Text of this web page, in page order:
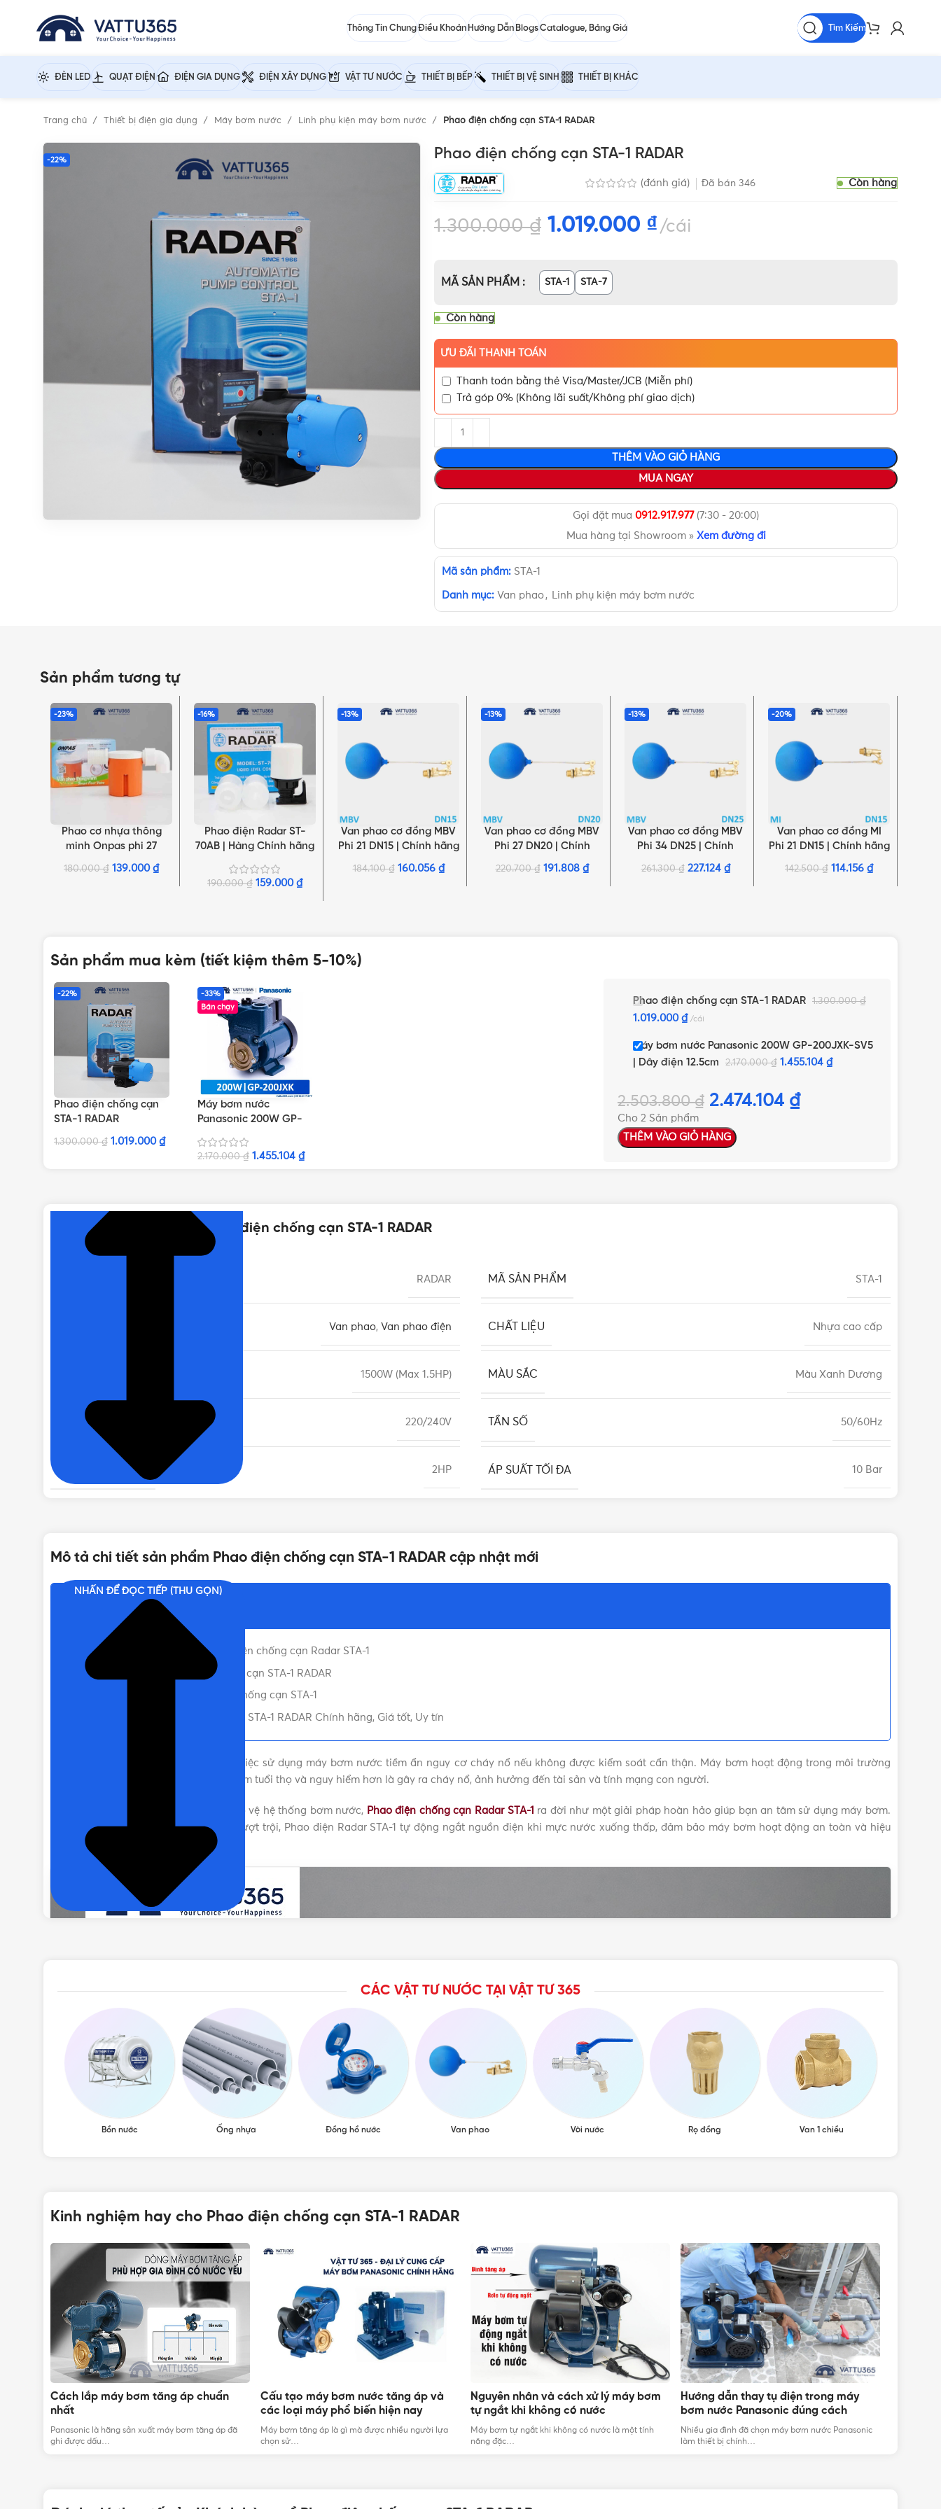
Thông Tin ChungĐiều Khoản Hướng Dẫn BlogsCatalogue, Bảng Giá Tìm Kiếm
ĐÈN LED QUẠT ĐIỆN ĐIỆN GIA DỤNG ĐIỆN XÂY DỰNG VẬT TƯ NƯỚC THIẾT BỊ BẾP THIẾT BỊ VỆ SINH THIẾT BỊ KHÁC
Trang chủ Thiết bị điện gia dụng Máy bơm nước Linh phụ kiện máy bơm nước Phao điện chống cạn STA-1 RADAR
-22% Phao điện chống cạn STA-1 RADAR
(đánh giá) Đã bán 346 Còn hàng
1.300.000₫ 1.019.000 ₫ cái
MÃ SẢN PHẨM STA-1 STA-7
Còn hàng
ƯU ĐÃI THANH TOÁN
Thanh toán bằng thẻ Visa/Master/JCB (Miễn phí)
Trả góp 0% (Không lãi suất/Không phí giao dịch)
THÊM VÀO GIỎ HÀNG
MUA NGAY
Gọi đặt mua 0912.917.977(7:30 - 20:00)
Mua hàng tại Showroom » Xem đường đi
Mã sản phẩm: STA-1
Danh mục: Van phao, Linh phụ kiện máy bơm nước
Sản phẩm tương tự
-23%
THÊM VÀO GIỎ HÀNG
Phao cơ nhựa thông
minh Onpas phi 27
180.000₫ 139.000 ₫
-16%
THÊM VÀO GIỎ HÀNG
Phao điện Radar ST-
70AB | Hàng Chính hãng
190.000₫ 159.000 ₫
-13%
THÊM VÀO GIỎ HÀNG
Van phao cơ đồng MBV
Phi 21 DN15 | Chính hãng
Minh Hòa
184.100₫ 160.056 ₫
-13%
THÊM VÀO GIỎ HÀNG
Van phao cơ đồng MBV
Phi 27 DN20 | Chính
hãng Minh Hòa
220.700₫ 191.808 ₫
-13%
THÊM VÀO GIỎ HÀNG
Van phao cơ đồng MBV
Phi 34 DN25 | Chính
hãng Minh Hòa
261.300₫ 227.124 ₫
-20%
THÊM VÀO GIỎ HÀNG
Van phao cơ đồng MI
Phi 21 DN15 | Chính hãng
Minh Hòa
142.500₫ 114.156 ₫
Sản phẩm mua kèm (tiết kiệm thêm 5-10%)
-22%
Phao điện chống cạn
STA-1 RADAR
1.300.000₫ 1.019.000 ₫
-33%
Bán chạy
Máy bơm nước
Panasonic 200W GP-
12.5cm
2.170.000₫ 1.455.104 ₫
Phao điện chống cạn STA-1 RADAR 1.300.000₫
1.019.000 ₫ cái
Máy bơm nước Panasonic 200W GP-200JXK-SV5
| Dây điện 12.5cm
2.170.000₫ 1.455.104 ₫
2.503.800₫ 2.474.104 ₫
Cho 2 Sản phẩm
THÊM VÀO GIỎ HÀNG
Thông số kỹ thuật của Phao điện chống cạn STA-1 RADAR
RADAR MÃ SẢN PHẨM STA-1
Van phao, Van phao điện CHẤT LIỆU Nhựa cao cấp
1500W (Max 1.5HP) MÀU SẮC Màu Xanh Dương
ĐIỆN ÁP 220/240V TẦN SỐ 50/60Hz
THÍCH HỢP CHO 2HP ÁP SUẤT TỐI ĐA 10 Bar
NHIỆT ĐỘ NƯỚC TỐI ĐA 60 độ C BẢO HÀNH
Mô tả chi tiết sản phẩm Phao điện chống cạn STA-1 RADAR cập nhật mới
Nội dung chính
Đặc điểm nổi bật của của phao điện chống cạn Radar STA-1
Thông số cơ bản của Rơ le chống cạn STA-1 RADAR
Hình ảnh thực tế của Phao điện chống cạn STA-1
Liên hệ mua Phao điện chống cạn STA-1 RADAR Chính hãng, Giá tốt, Uy tín
Nước là nguồn sống thiết yếu, nhưng việc sử dụng máy bơm nước tiềm ẩn nguy cơ cháy nổ nếu không được kiểm soát cẩn thận. Máy bơm hoạt động trong môi trường
thiếu nước có thể dẫn đến hư hỏng, giảm tuổi thọ và nguy hiểm hơn là gây ra cháy nổ, ảnh hưởng đến tài sản và tính mạng con người.
Hiểu được tầm quan trọng của việc bảo vệ hệ thống bơm nước, Phao điện chống cạn Radar STA-1 ra đời như một giải pháp hoàn hảo giúp bạn an tâm sử dụng máy bơm.
Với thiết kế thông minh và tính năng vượt trội, Phao điện Radar STA-1 tự động ngắt nguồn điện khi mực nước xuống thấp, đảm bảo máy bơm hoạt động an toàn và hiệu
Ngoại hình của Phao điện chống cạn STA-1 RADAR
NHẤN ĐỂ ĐỌC TIẾP (THU GỌN)
CÁC VẬT TƯ NƯỚC TẠI VẬT TƯ 365
Bồn nước Ống nhựa Đồng hồ nước Van phao Vòi nước Rọ đồng Van 1 chiều
Kinh nghiệm hay cho Phao điện chống cạn STA-1 RADAR
Cách lắp máy bơm tăng áp chuẩn
nhất
Panasonic là hãng sản xuất máy bơm tăng áp đã
ghi được dấu…
Cấu tạo máy bơm nước tăng áp và
các loại máy phổ biến hiện nay
Máy bơm tăng áp là gì mà được nhiều người lựa
chọn sử…
Nguyên nhân và cách xử lý máy bơm
tự ngắt khi không có nước
Máy bơm tự ngắt khi không có nước là một tính
năng đặc…
Hướng dẫn thay tụ điện trong máy
bơm nước Panasonic đúng cách
Nhiều gia đình đã chọn máy bơm nước Panasonic
làm thiết bị chính…